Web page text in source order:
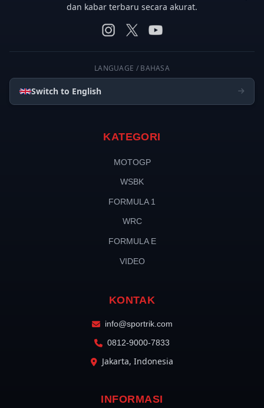
dan kabar terbaru secara akurat.
LANGUAGE / BAHASA
Switch to English
KATEGORI
MOTOGP
WSBK
FORMULA 1
WRC
FORMULA E
VIDEO
KONTAK
info@sportrik.com
0812-9000-7833
Jakarta, Indonesia
INFORMASI